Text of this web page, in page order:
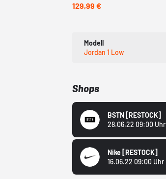
129,99 €
Modell
Jordan 1 Low
Shops
BSTN [RESTOCK]
28.06.22 09:00 Uhr
Nike [RESTOCK]
16.06.22 09:00 Uhr